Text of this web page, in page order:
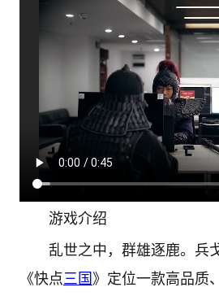
游戏介绍
乱世之中，群雄逐鹿。兵
《快点三国 》定位一款高品质